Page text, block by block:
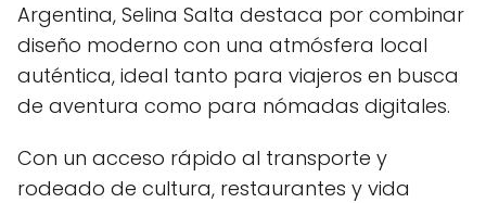
Argentina, Selina Salta destaca por combinar
diseño moderno con una atmósfera local
auténtica, ideal tanto para viajeros en busca
de aventura como para nómadas digitales.
Con un acceso rápido al transporte y
rodeado de cultura, restaurantes y vida